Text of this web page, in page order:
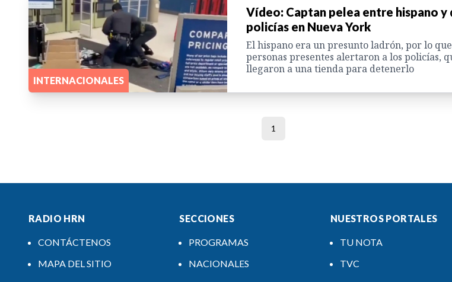
INTERNACIONALES
Vídeo: Captan pelea entre hispano y
policías en Nueva York
El hispano era un presunto ladrón, por lo
personas presentes alertaron a los policías,
llegaron a una tienda para detenerlo
1
RADIO HRN
CONTÁCTENOS
MAPA DEL SITIO
SECCIONES
PROGRAMAS
NACIONALES
NUESTROS PORTALES
TU NOTA
TVC